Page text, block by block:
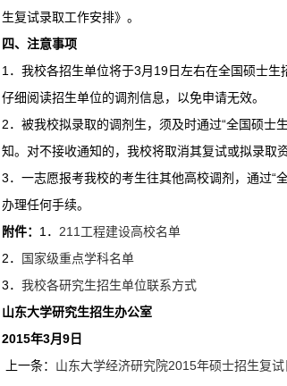
生复试录取工作安排》。
四、注意事项
1．我校各招生单位将于3月19日左右在全国硕士
仔细阅读招生单位的调剂信息，以免申请无效。
2．被我校拟录取的调剂生，须及时通过“全国硕士
知。对不接收通知的，我校将取消其复试或拟录取
3．一志愿报考我校的考生往其他高校调剂，通过“
办理任何手续。
附件： 1． 211工程建设高校名单
2．
国家级重点学科名单
3． 我校各研究生招生单位联系方式
山东大学研究生招生办公室
2015年3月9日
上一条： 山东大学经济研究院2015年硕士招生复